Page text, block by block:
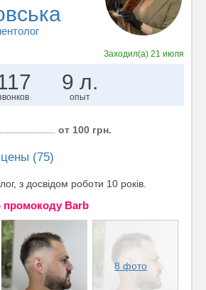
Заходил(а) 21 июля
9 л.
опыт
от 100 грн.
(75)
з досвідом роботи 10 років.
промокоду Barb
8 фото